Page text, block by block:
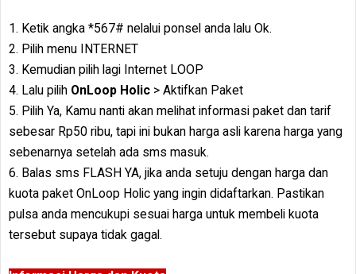
1. Ketik angka *567# nelalui ponsel anda lalu Ok.
2. Pilih menu INTERNET
3. Kemudian pilih lagi Internet LOOP
4. Lalu pilih OnLoop Holic > Aktifkan Paket
5. Pilih Ya, Kamu nanti akan melihat informasi paket dan tarif
sebesar Rp50 ribu, tapi ini bukan harga asli karena harga yang
sebenarnya setelah ada sms masuk.
6. Balas sms FLASH YA, jika anda setuju dengan harga dan
kuota paket OnLoop Holic yang ingin didaftarkan. Pastikan
pulsa anda mencukupi sesuai harga untuk membeli kuota
tersebut supaya tidak gagal.